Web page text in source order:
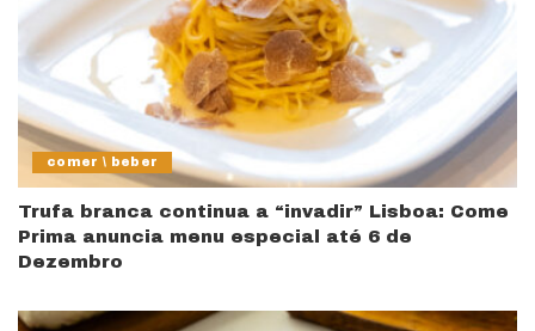
comer \ beber
Trufa branca continua a “invadir” Lisboa: Come
Prima anuncia menu especial até 6 de
Dezembro